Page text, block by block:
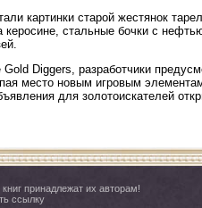
картинки старой жестянок
керосине, стальные бочки с
Diggers, разработчики
место новым игровым
для золотоискателей
принадлежат их авторам!
ссылку